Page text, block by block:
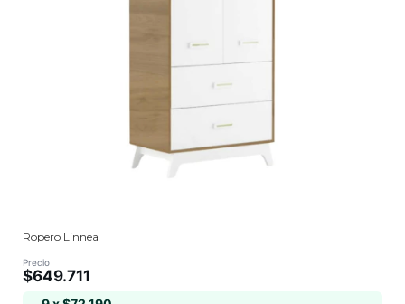
Ropero Linnea
Precio
$649.711